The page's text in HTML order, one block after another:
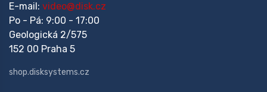
E-mail: video@disk.cz
Po - Pá: 9:00 - 17:00
Geologická 2/575
152 00 Praha 5
shop.disksystems.cz